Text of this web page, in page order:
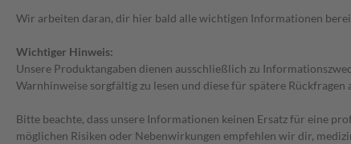
Wir arbeiten daran, dir hier bald alle wichtigen Informationen
Wichtiger Hinweis:
Unsere Produktangaben dienen ausschließlich zu
Warnhinweise sorgfältig zu lesen und diese für spätere
Bitte beachte, dass unsere Informationen keinen Ersatz für eine
möglichen Risiken oder Nebenwirkungen empfehlen wir dir,